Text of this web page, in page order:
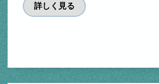
詳しく見る